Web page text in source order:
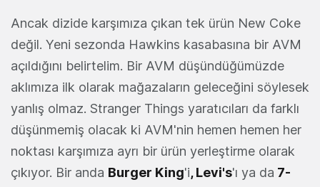
Ancak dizide karşımıza çıkan tek ürün New Coke
değil. Yeni sezonda Hawkins kasabasına bir AVM
açıldığını belirtelim. Bir AVM düşündüğümüzde
aklımıza ilk olarak mağazaların geleceğini söylesek
yanlış olmaz. Stranger Things yaratıcıları da farklı
düşünmemiş olacak ki AVM'nin hemen hemen her
noktası karşımıza ayrı bir ürün yerleştirme olarak
çıkıyor. Bir anda Burger King'i, Levi's'ı ya da 7-